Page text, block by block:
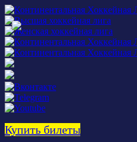
Купить билеты